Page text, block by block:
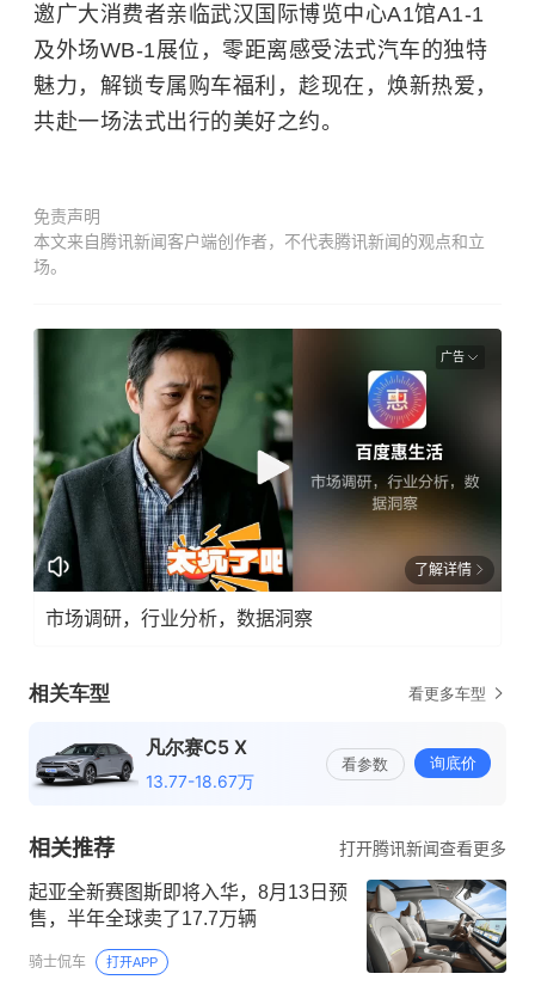
邀广大消费者亲临武汉国际博览中心A1馆A1-1
及外场WB-1展位，零距离感受法式汽车的独特
魅力，解锁专属购车福利，趁现在，焕新热爱，
共赴一场法式出行的美好之约。
免责声明
本文来自腾讯新闻客户端创作者，不代表腾讯新闻的观点和立
场。
广告
了解详情
市场调研，行业分析，数据洞察
相关推荐 打开腾讯新闻查看更多
起亚全新赛图斯即将入华，8月13日预
售，半年全球卖了17.7万辆
骑士侃车 打开APP